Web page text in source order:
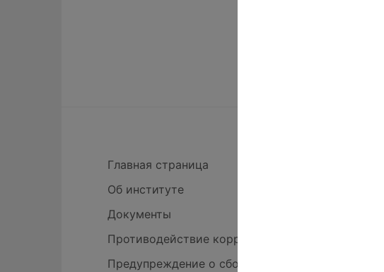
Главная страница
Об институте
Документы
Противодействие коррупции
Предупреждение о сборе статистики